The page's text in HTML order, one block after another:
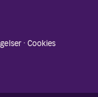
· Cookies